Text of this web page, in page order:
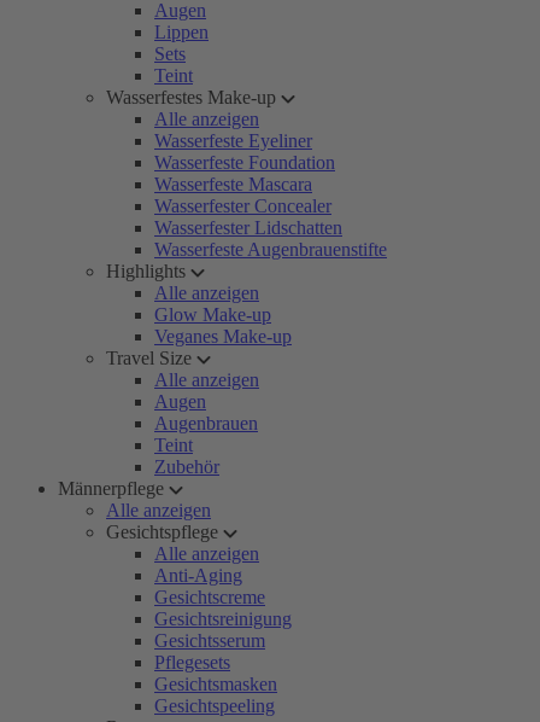
Augen
Lippen
Sets
Teint
Wasserfestes Make-up
Alle anzeigen
Wasserfeste Eyeliner
Wasserfeste Foundation
Wasserfeste Mascara
Wasserfester Concealer
Wasserfester Lidschatten
Wasserfeste Augenbrauenstifte
Highlights
Alle anzeigen
Glow Make-up
Veganes Make-up
Travel Size
Alle anzeigen
Augen
Augenbrauen
Teint
Zubehör
Männerpflege
Alle anzeigen
Gesichtspflege
Alle anzeigen
Anti-Aging
Gesichtscreme
Gesichtsreinigung
Gesichtsserum
Pflegesets
Gesichtsmasken
Gesichtspeeling